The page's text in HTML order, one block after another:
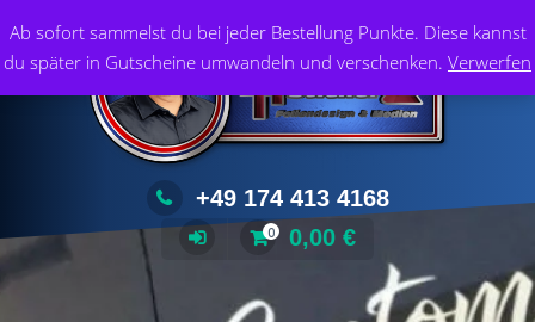
Ab sofort sammelst du bei jeder Bestellung Punkte. Diese kannst
du später in Gutscheine umwandeln und verschenken. Verwerfen
Inhalt
springen
+49 174 413 4168
0 0,00 €